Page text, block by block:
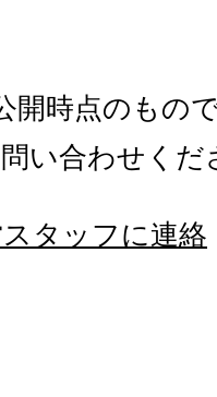
開時点のもの
い合わせくだ
タッフに連絡